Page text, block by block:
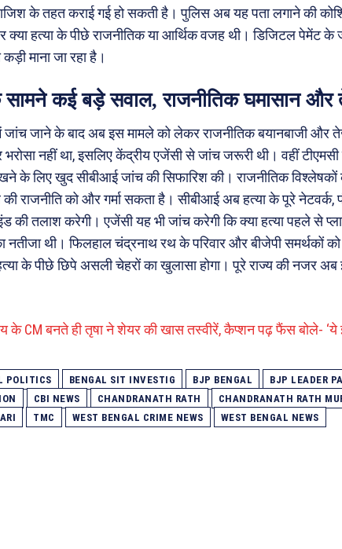
के तहत कराई गई हो सकती है। पुलिस अब यह पता लगाने की
हत्या के पीछे राजनीतिक या आर्थिक वजह थी। डिजिटल पेमेंट के
माना जा रहा है।
कई बड़े सवाल, राजनीतिक घमासान और
जाने के बाद अब इस मामले को लेकर राजनीतिक बयानबाजी और
भरोसा नहीं था, इसलिए केंद्रीय एजेंसी से जांच जरूरी थी। वहीं टीएमसी
रखने के लिए खुद सीबीआई जांच की सिफारिश की। राजनीतिक
राजनीति को और गर्मा सकता है। सीबीआई अब हत्या के पूरे
की तलाश करेगी। एजेंसी यह भी जांच करेगी कि क्या हत्या पहले से
नतीजा थी। फिलहाल चंद्रनाथ रथ के परिवार और बीजेपी समर्थकों
के पीछे छिपे असली चेहरों का खुलासा होगा। पूरे राज्य की नजर अब
के CM बनते ही तृषा ने शेयर की खास तस्वीरें, कैप्शन पढ़ फैंस बोले- ‘ये
POLITICS BENGAL SIT INVESTIG BJP BENGAL
BJP LEADER
CBI NEWS CHANDRANATH RATH
CHANDRANATH RATH
TMC WEST BENGAL CRIME NEWS WEST BENGAL NEWS